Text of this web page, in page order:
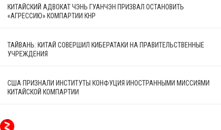
КИТАЙСКИЙ АДВОКАТ ЧЭНЬ ГУАНЧЭН ПРИЗВАЛ ОСТАНОВИТЬ
«АГРЕССИЮ» КОМПАРТИИ КНР
ТАЙВАНЬ: КИТАЙ СОВЕРШИЛ КИБЕРАТАКИ НА ПРАВИТЕЛЬСТВЕННЫЕ
УЧРЕЖДЕНИЯ
США ПРИЗНАЛИ ИНСТИТУТЫ КОНФУЦИЯ ИНОСТРАННЫМИ МИССИЯМИ
КИТАЙСКОЙ КОМПАРТИИ